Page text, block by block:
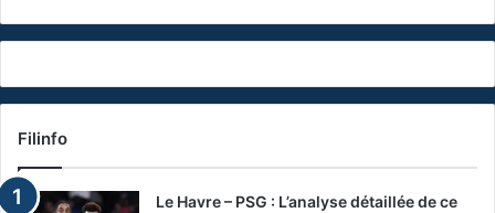
Filinfo
Le Havre – PSG : L’analyse détaillée de ce